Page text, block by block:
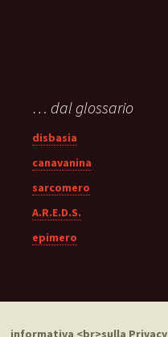
… dal glossario
disbasia
canavanina
sarcomero
A.R.E.D.S.
epimero
informativa <br>sulla Privacy